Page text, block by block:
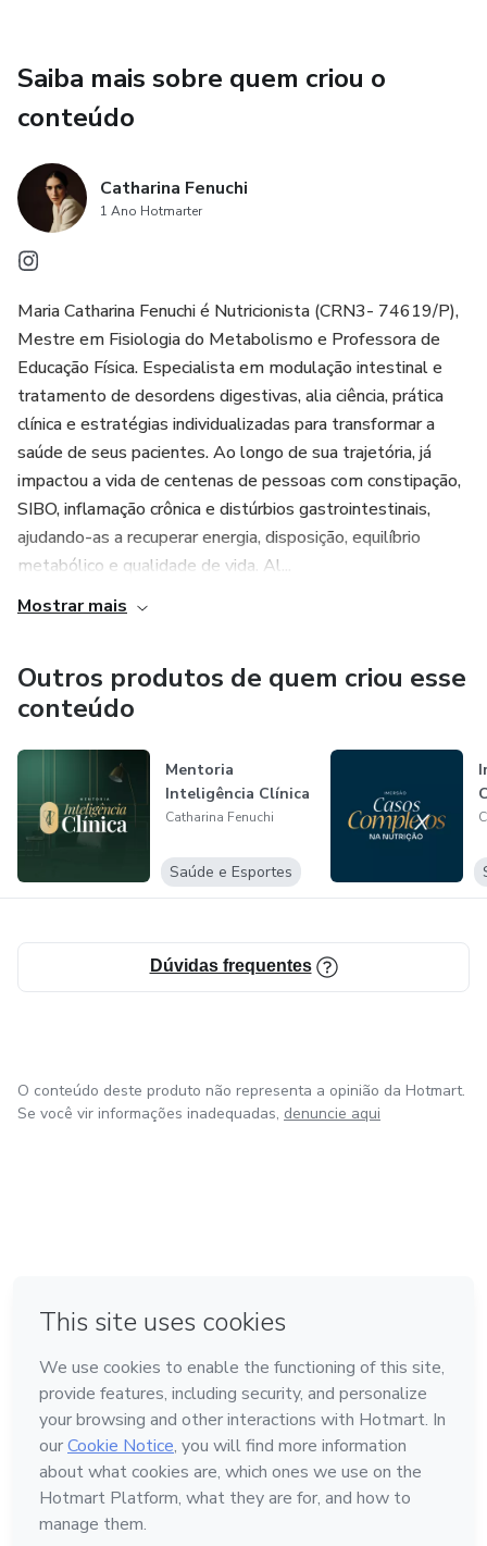
Saiba mais sobre quem criou o
conteúdo
Catharina Fenuchi
1 Ano Hotmarter
Maria Catharina Fenuchi é Nutricionista (CRN3- 74619/P),
Mestre em Fisiologia do Metabolismo e Professora de
Educação Física. Especialista em modulação intestinal e
tratamento de desordens digestivas, alia ciência, prática
clínica e estratégias individualizadas para transformar a
saúde de seus pacientes. Ao longo de sua trajetória, já
impactou a vida de centenas de pessoas com constipação,
SIBO, inflamação crônica e distúrbios gastrointestinais,
ajudando-as a recuperar energia, disposição, equilíbrio
metabólico e qualidade de vida. Al...
Mostrar mais
Outros produtos de quem criou esse
conteúdo
Mentoria
Inteligência Clínica
Catharina Fenuchi
Saúde e Esportes
Dúvidas frequentes
O conteúdo deste produto não representa a opinião da Hotmart.
Se você vir informações inadequadas, denuncie aqui
Feito com ❤ na Cidade do México
Conheça a Hotmart
Idioma
Português